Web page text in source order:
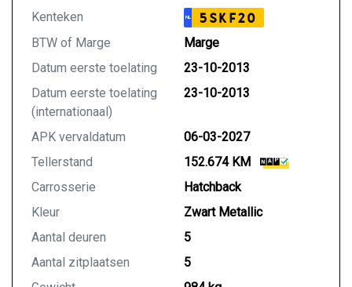
Kenteken NL 5SKF20
BTW of Marge
Marge
Datum eerste toelating
23-10-2013
Datum eerste toelating
(internationaal)
23-10-2013
APK vervaldatum
06-03-2027
Tellerstand
152.674 KM
Carrosserie
Hatchback
Kleur
Zwart Metallic
Aantal deuren
5
Aantal zitplaatsen
5